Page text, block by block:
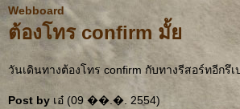
Webboard
ต้องโทร confirm มั้ย
วันเดินทางต้องโทร confirm กับทางรีสอร์ทอีกรึ
Post by เอ๋ (09 ��.�. 2554)